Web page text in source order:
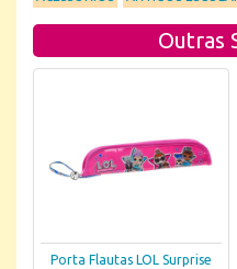
Outras
Porta Flautas LOL Surprise